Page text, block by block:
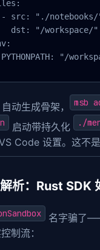
src: "./notebooks/
dst: "/workspace/"
"/
自动生成骨架， msb
启动带持久化 ./
Code 设置。这不
析：Rust SDK
名字骗了
制流：